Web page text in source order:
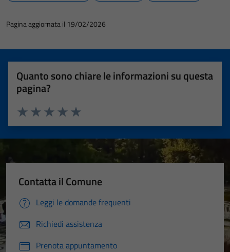
Pagina aggiornata il 19/02/2026
Quanto sono chiare le informazioni su questa
pagina?
Valuta 5 stelle su 5
Valuta 4 stelle su 5
Valuta 3 stelle su 5
Valuta 2 stelle su 5
Valuta 1 stelle su 5
Contatta il Comune
Leggi le domande frequenti
Richiedi assistenza
Prenota appuntamento